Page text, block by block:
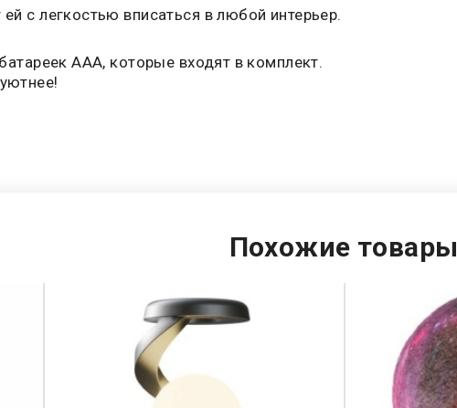
с легкостью вписаться в любой интерьер.
AAA, которые входят в комплект.
Похожие товары